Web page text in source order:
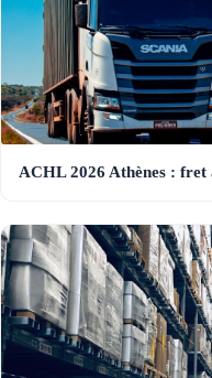
ACHL 2026 Athènes : fret